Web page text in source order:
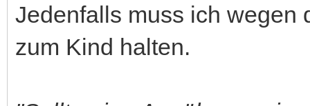
Jedenfalls muss ich wegen
zum Kind halten.